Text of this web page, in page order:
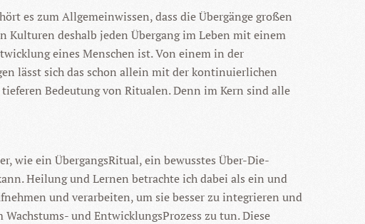
es zum Allgemeinwissen, dass die Übergänge großen
Kulturen deshalb jeden Übergang im Leben mit einem
eines Menschen ist. Von einem in der
lässt sich das schon allein mit der kontinuierlichen
Bedeutung von Ritualen. Denn im Kern sind alle
wie ein ÜbergangsRitual, ein bewusstes Über-Die-
Heilung und Lernen betrachte ich dabei als ein und
und verarbeiten, um sie besser zu integrieren und
und EntwicklungsProzess zu tun. Diese